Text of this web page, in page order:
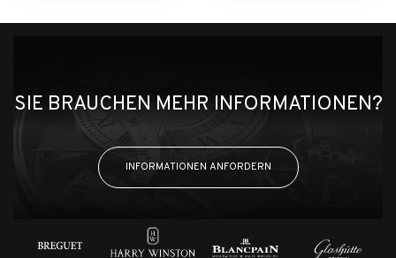
SIE BRAUCHEN MEHR INFORMATIONEN?
INFORMATIONEN ANFORDERN